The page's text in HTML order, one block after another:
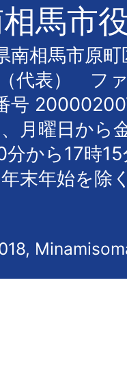
馬市
相馬市原町
（代表） フ
号
月曜日から
分から17時
末年始を除